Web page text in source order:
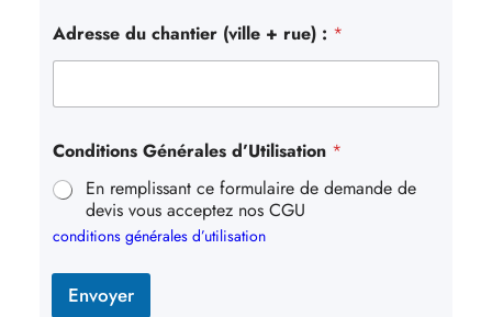
Adresse du chantier (ville + rue) : *
Conditions Générales d’Utilisation *
En remplissant ce formulaire de demande de
devis vous acceptez nos CGU
conditions générales d’utilisation
Envoyer